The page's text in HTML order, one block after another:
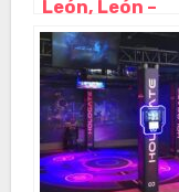
León, León –
Castilla y León